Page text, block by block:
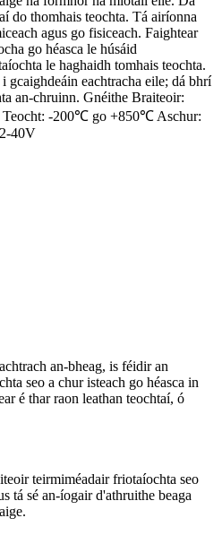
do thomhais teochta. Tá airíonna
agus go fisiceach. Faightear
go héasca le húsáid
le haghaidh tomhais teochta.
gcaighdeáin eachtracha eile; dá bhrí
an-chruinn. Gnéithe Braiteoir:
Teocht: -200℃ go +850℃ Aschur:
40V
an-bheag, is féidir an
seo a chur isteach go héasca in
é thar raon leathan teochtaí, ó
teirmiméadair friotaíochta seo
tá sé an-íogair d'athruithe beaga